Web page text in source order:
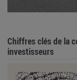
Chiffres clés de la
investisseurs